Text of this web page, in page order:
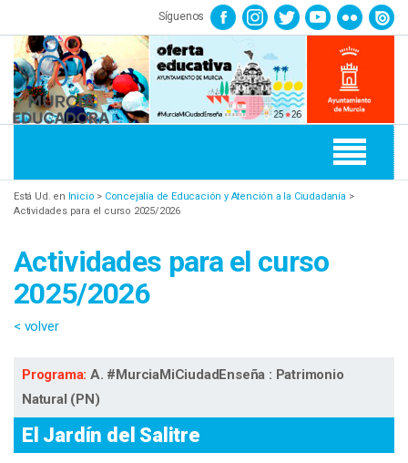
Síguenos
Está Ud. en Inicio > Concejalía de Educación y Atención a la Ciudadanía >
Actividades para el curso 2025/2026
Actividades para el curso
2025/2026
< volver
Programa:A. #MurciaMiCiudadEnseña : Patrimonio
Natural (PN)
El Jardín del Salitre